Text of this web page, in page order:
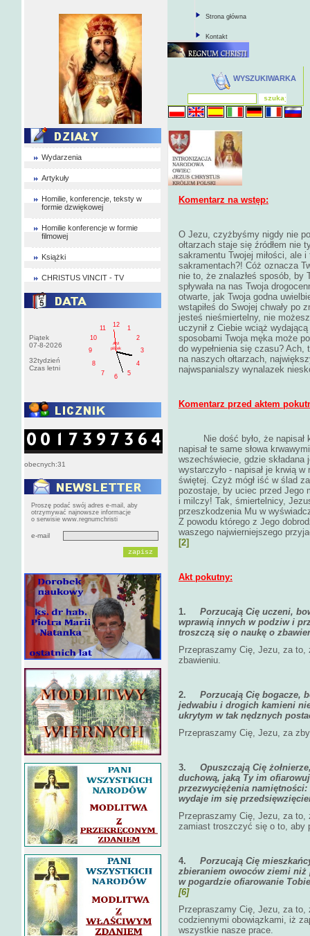
Wydarzenia
Artykuły
Homilie, konferencje, teksty w
formie dzwiękowej
Homilie konferencje w formie
filmowej
Książki
CHRISTUS VINCIT - TV
Piątek
07-8-2026
32tydzień
Czas letni
1
2
3
4
5
6
7
8
9
10
11
12
AM
pištek
obecnych:31
Proszę podać swój adres e-mail, aby
otrzymywać najnowsze informacje
o serwisie www.regnumchristi
e-mail
Strona główna
Kontakt
WYSZUKIWARKA
Komentarz na wstęp:
O Jezu, czyżbyśmy nigdy nie
ołtarzach staje się źródłem nie
sakramentu Twojej miłości, ale
sakramentach?! Cóż oznacza
nie to, że znalazłeś sposób,
spływała na nas Twoja
otwarte, jak Twoja godna
wstąpiłeś do Swojej chwały po
jesteś nieśmiertelny, nie
uczynił z Ciebie wciąż
sposobami Twoja męka może
do wypełnienia się czasu? Ach,
na naszych ołtarzach,
najwspanialszy wynalazek
Komentarz przed aktem
Nie dość było, że
napisał te same słowa
wszechświecie, gdzie
wystarczyło - napisał je krwią
świętej. Czyż mógł iść w ślad
pozostaje, by uciec przed Jego
i milczy! Tak, śmiertelnicy,
przeszkodzenia Mu w
Z powodu którego z Jego
waszego najwierniejszego
[2]
Akt pokutny:
1. Porzucają Cię uczeni,
wprawią innych w podziw i
troszczą się o naukę o
Przepraszamy Cię, Jezu, za
zbawieniu.
2. Porzucają Cię bogacze,
jedwabiu i drogich kamieni
ukrytym w tak nędznych
Przepraszamy Cię, Jezu, za
3. Opuszczają Cię
duchową, jaką Ty im
przezwyciężenia
wydaje im się
Przepraszamy Cię, Jezu, za
zamiast troszczyć się o to, aby
4. Porzucają Cię
zbieraniem owoców ziemi
w pogardzie ofiarowanie
[6]
Przepraszamy Cię, Jezu, za
codziennymi obowiązkami, iż
wszystkie nasze prace.